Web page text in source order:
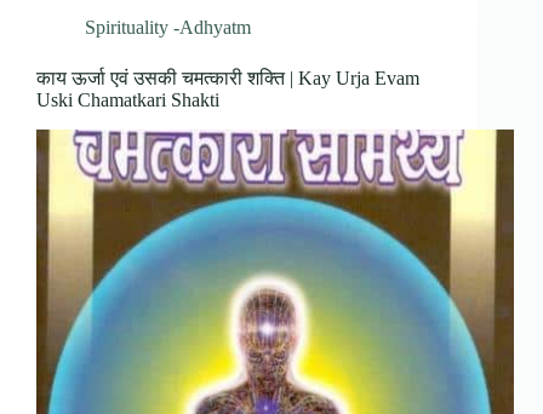
Spirituality -Adhyatm
काय ऊर्जा एवं उसकी चमत्कारी शक्ति | Kay Urja Evam
Uski Chamatkari Shakti